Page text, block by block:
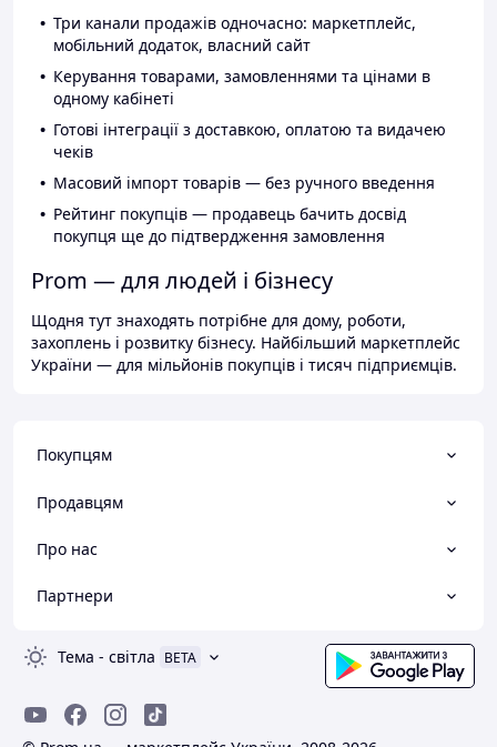
Три канали продажів одночасно: маркетплейс,
мобільний додаток, власний сайт
Керування товарами, замовленнями та цінами в
одному кабінеті
Готові інтеграції з доставкою, оплатою та видачею
чеків
Масовий імпорт товарів — без ручного введення
Рейтинг покупців — продавець бачить досвід
покупця ще до підтвердження замовлення
Prom — для людей і бізнесу
Щодня тут знаходять потрібне для дому, роботи,
захоплень і розвитку бізнесу. Найбільший маркетплейс
України — для мільйонів покупців і тисяч підприємців.
Покупцям
Продавцям
Про нас
Партнери
Тема - світла BETA